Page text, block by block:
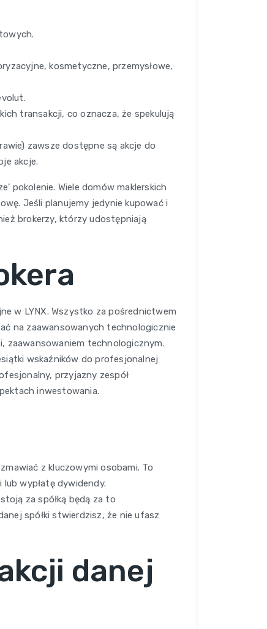
kosmetyczne, przemysłowe,
transakcji, co oznacza, że spekulują
zawsze dostępne są akcje do
akcje.
pokolenie. Wiele domów maklerskich
Jeśli planujemy jedynie kupować i
brokerzy, którzy udostępniają
w LYNX. Wszystko za pośrednictwem
na zaawansowanych technologicznie
zaawansowaniem technologicznym.
wskaźników do profesjonalnej
przyjazny zespół
inwestowania.
z kluczowymi osobami. To
wypłatę dywidendy.
za spółką będą za to
spółki stwierdzisz, że nie ufasz
danej